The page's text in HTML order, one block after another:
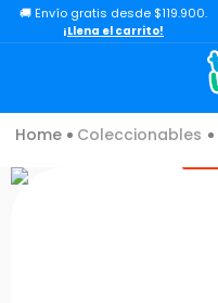
🚚 Envío gratis desde $119.900.
¡Llena el carrito!
Coleccionables
TÉRMINOS MÁS BUSCADOS
3.
carro
4